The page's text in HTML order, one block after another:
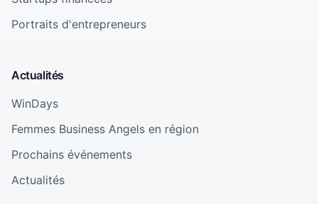
Portraits d'entrepreneurs
Actualités
WinDays
Femmes Business Angels en région
Prochains événements
Actualités